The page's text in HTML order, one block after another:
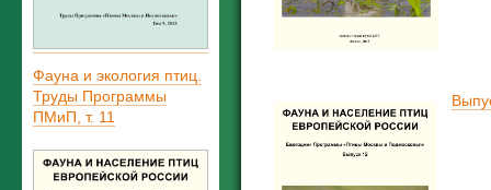
Фауна и экология птиц.
Труды Программы
ПМиП, т. 11